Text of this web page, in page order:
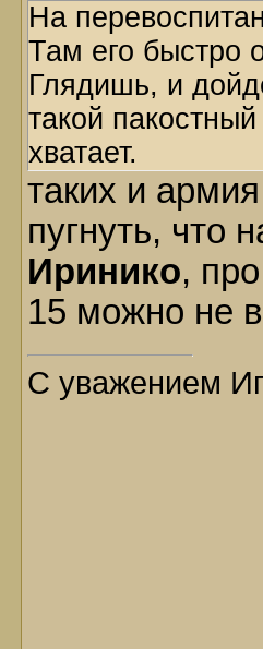
На
Там его быстро
Глядишь, и
такой
хватает.
таких и
пугнуть, что
Иринико,
15 можно не
С уважением